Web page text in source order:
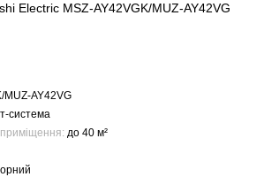
Electric MSZ-AY42VGK/MUZ-AY42VG
MUZ-AY42VG
система
до 40 м²